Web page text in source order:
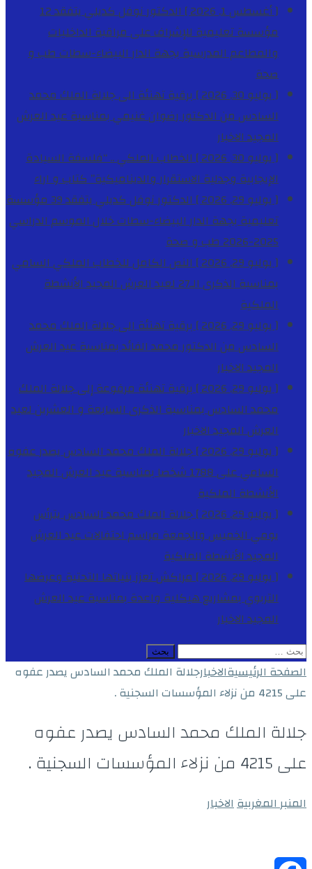
[ أغسطس 1, 2026 ]
الدكتور نوفل كديلي يتفقد 12
مؤسسة تعليمية للإشراف على مراقبة الداخليات
والمطاعم المدرسية بجهة الدار البيضاء-سطاتطب و
صحة
[ يوليو 30, 2026 ]
برقية تهنئة الى جلالة الملك محمد
السادس من الدكتور رضوان غنيمي بمناسبة عيد العرش
المجيدالاخبار
[ يوليو 30, 2026 ]
الخطاب الملكي .. “فلسفة السيادة
الإيجابية وجدلية الاستقرار والديناميكية”كتاب و اراء
[ يوليو 29, 2026 ]
الدكتور نوفل كديلي يتفقد 39 مؤسسة
تعليمية بجهة الدار البيضاء-سطات خلال الموسم الدراسي
2025-2026
طب و صحة
[ يوليو 29, 2026 ]
النص الكامل للخطاب الملكي السامي
بمناسبة الذكرى الـ27 لعيد العرش المجيد
الأنشطة
الملكية
[ يوليو 29, 2026 ]
برقية تهنئة الى جلالة الملك محمد
السادس من الدكتور محمد الفائد بمناسبة عيد العرش
المجيدالاخبار
[ يوليو 29, 2026 ]
برقية تهنئة مرفوعة إلى جلالة الملك
محمد السادس بمناسبة الذكرى السابعة و العشرين لعيد
العرش المجيدالاخبار
[ يوليو 29, 2026 ]
جلالة الملك محمد السادس يصدر عفوه
السامي على 1788 شخصا بمناسبة عيد العرش المجيد
الأنشطة الملكية
[ يوليو 29, 2026 ]
جلالة الملك محمد السادس يترأس
يومي الخميس والجمعة مراسم احتفالات عيد العرش
المجيدالأنشطة الملكية
[ يوليو 29, 2026 ]
مراكش تعزز بنياتها التحتية وعرضها
التربوي بمشاريع هيكلية واعدة بمناسبة عيد العرش
المجيدالاخبار
البحث
عن:
الصفحة الرئيسيةالاخبارجلالة الملك محمد السادس يصدر عفوه
على 4215 من نزلاء المؤسسات السجنية .
جلالة الملك محمد السادس يصدر عفوه
على 4215 من نزلاء المؤسسات السجنية .
المنبر المغربيةالاخبار